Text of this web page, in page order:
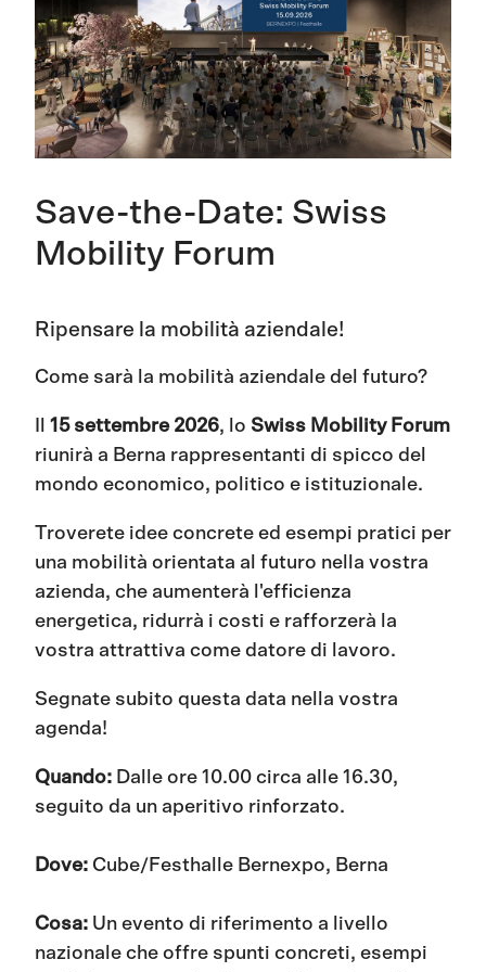
Save-the-Date: Swiss
Mobility Forum
Ripensare la mobilità aziendale!
Come sarà la mobilità aziendale del futuro?
15 settembre 2026, lo Swiss Mobility Forum
riunirà a Berna rappresentanti di spicco del
mondo economico, politico e istituzionale.
Troverete idee concrete ed esempi pratici per
una mobilità orientata al futuro nella vostra
azienda, che aumenterà l'efficienza
energetica, ridurrà i costi e rafforzerà la
vostra attrattiva come datore di lavoro.
Segnate subito questa data nella vostra
agenda!
Quando: Dalle ore 10.00 circa alle 16.30,
seguito da un aperitivo rinforzato.
Dove: Cube/Festhalle Bernexpo, Berna
Cosa: Un evento di riferimento a livello
nazionale che offre spunti concreti, esempi